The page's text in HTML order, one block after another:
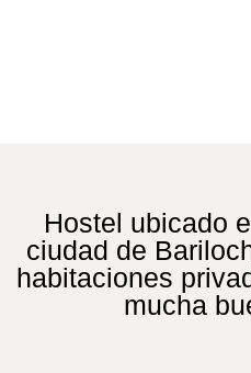
Hostel ubicado
ciudad de
habitaciones
mucha